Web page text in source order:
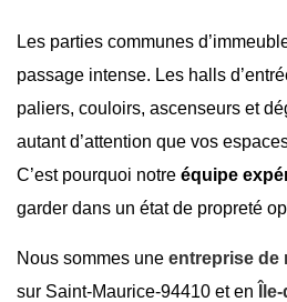
Les parties communes
passage intense. Les halls
paliers, couloirs, ascenseurs et
autant d’attention que vos
C’est pourquoi notre équipe
garder dans un état de propreté
Nous sommes une entreprise de
sur Saint-Maurice-94410 et en